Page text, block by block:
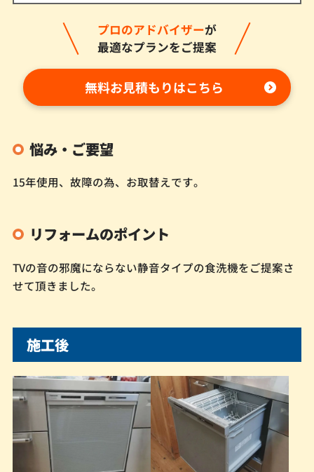
プロのアドバイザーが
最適なプランをご提案
無料お見積もりはこちら
悩み・ご要望
15年使用、故障の為、お取替えです。
リフォームのポイント
TVの音の邪魔にならない静音タイプの食洗機をご提案さ
せて頂きました。
施工後